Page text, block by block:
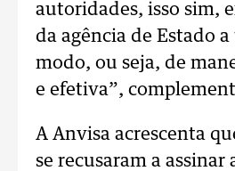
autoridades, isso sim,
da agência de Estado
modo, ou seja, de
e efetiva”,
A Anvisa acrescenta
se recusaram a assinar